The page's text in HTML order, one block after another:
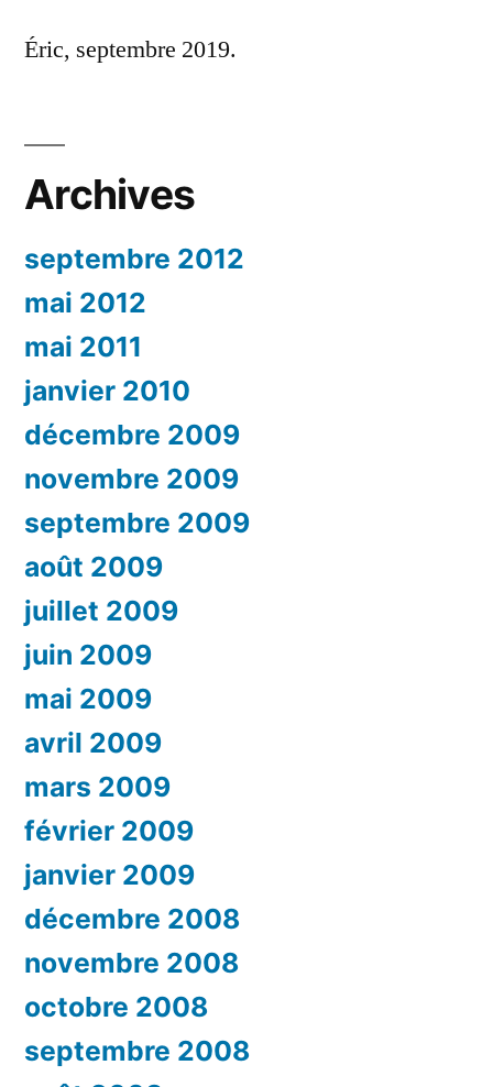
Éric, septembre 2019.
Archives
septembre 2012
mai 2012
mai 2011
janvier 2010
décembre 2009
novembre 2009
septembre 2009
août 2009
juillet 2009
juin 2009
mai 2009
avril 2009
mars 2009
février 2009
janvier 2009
décembre 2008
novembre 2008
octobre 2008
septembre 2008